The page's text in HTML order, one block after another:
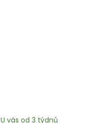
U vás od 3 týdnů